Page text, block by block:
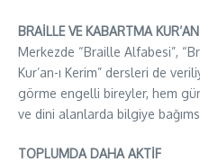
BRAİLLE VE KABARTMA
Merkezde “Braille Alfabesi”,
Kur’an-ı Kerim” dersleri de
görme engelli bireyler, hem
ve dini alanlarda bilgiye
TOPLUMDA DAHA AKTİF